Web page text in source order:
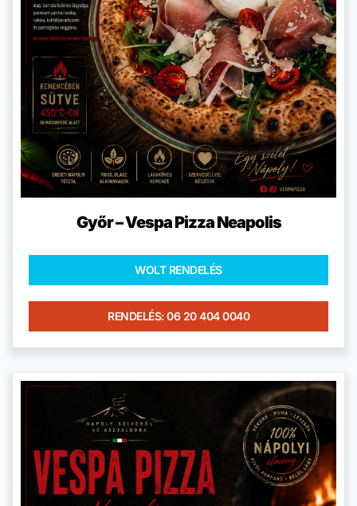
Győr – Vespa Pizza Neapolis
WOLT RENDELÉS
RENDELÉS: 06 20 404 0040